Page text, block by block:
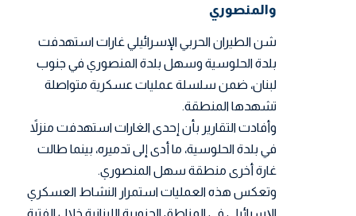
والمنصوري
شن الطيران الحربي الإسرائيلي غارات استهدفت
بلدة الحلوسية وسهل بلدة المنصوريفي جنوب
لبنان، ضمن سلسلة عمليات عسكرية متواصلة
تشهدها المنطقة.
وأفادت التقارير بأن إحدى الغارات استهدفت منزلاً
في بلدة الحلوسية، ما أدى إلى تدميره، بينما طالت
غارة أخرى منطقة سهل المنصوري.
وتعكس هذه العمليات استمرار النشاط العسكري